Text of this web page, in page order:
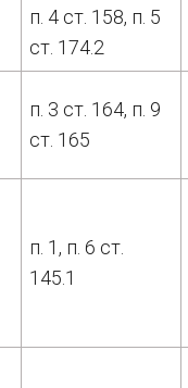
п. 4 ст. 158, п. 5
ст. 174.2
п. 3 ст. 164, п. 9
ст. 165
п. 1, п. 6 ст.
145.1